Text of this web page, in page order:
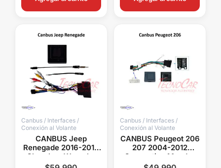
Canbus / Interfaces /
Conexión al Volante
CANBUS Jeep
Renegade 2016-2018
Cherokee Wrangler
Compass Fiat 500
Canbus / Interfaces /
Conexión al Volante
CANBUS Peugeot 206
207 2004-2012
Connection Mandos
Volante Radios